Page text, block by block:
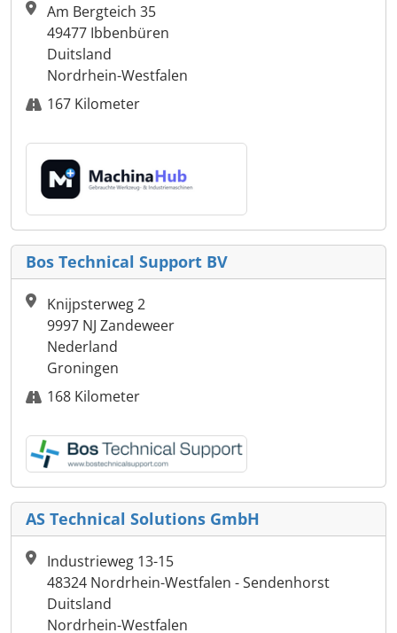
Am Bergteich 35
49477 Ibbenbüren
Duitsland
Nordrhein-Westfalen
167 Kilometer
Bos Technical Support BV
Knijpsterweg 2
9997 NJ Zandeweer
Nederland
Groningen
168 Kilometer
AS Technical Solutions GmbH
Industrieweg 13-15
48324 Nordrhein-Westfalen - Sendenhorst
Duitsland
Nordrhein-Westfalen